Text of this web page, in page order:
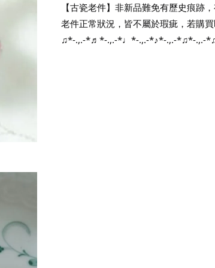
【古瓷老件】非新品難免有歷史痕跡
老件正常狀況，皆不屬於瑕疵，若購
♫*-.,.-*♬*-.,.-*♩*-.,.-*♪*-.,.-*♫*-.,.-